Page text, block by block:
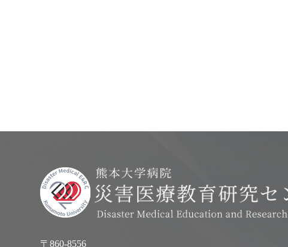
〒860-8556